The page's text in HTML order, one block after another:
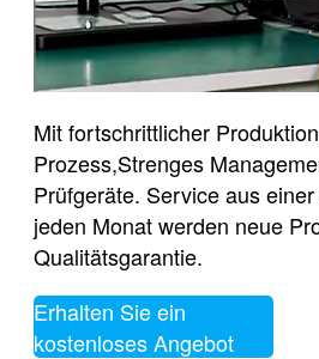
Mit fortschrittlicher
Prozess,Strenges
Prüfgeräte. Service aus
jeden Monat werden neue
Qualitätsgarantie.
Erhalten Sie ein
kostenloses Angebot